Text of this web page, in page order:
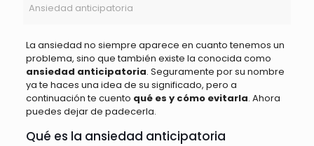
Ansiedad anticipatoria
La ansiedad no siempre aparece en cuanto tenemos un
problema, sino que también existe la conocida como
ansiedad anticipatoria. Seguramente por su nombre
ya te haces una idea de su significado, pero a
continuación te cuento qué es y cómo evitarla. Ahora
puedes dejar de padecerla.
Qué es la ansiedad anticipatoria